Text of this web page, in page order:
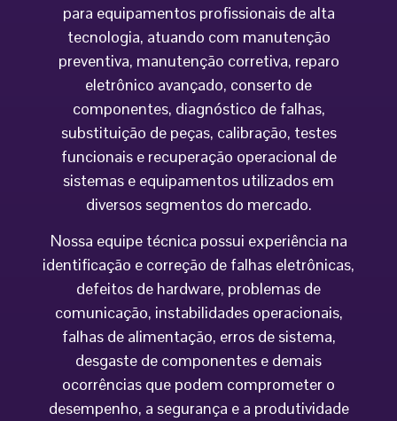
para equipamentos profissionais de alta
tecnologia, atuando com manutenção
preventiva, manutenção corretiva, reparo
eletrônico avançado, conserto de
componentes, diagnóstico de falhas,
substituição de peças, calibração, testes
funcionais e recuperação operacional de
sistemas e equipamentos utilizados em
diversos segmentos do mercado.
Nossa equipe técnica possui experiência na
identificação e correção de falhas eletrônicas,
defeitos de hardware, problemas de
comunicação, instabilidades operacionais,
falhas de alimentação, erros de sistema,
desgaste de componentes e demais
ocorrências que podem comprometer o
desempenho, a segurança e a produtividade